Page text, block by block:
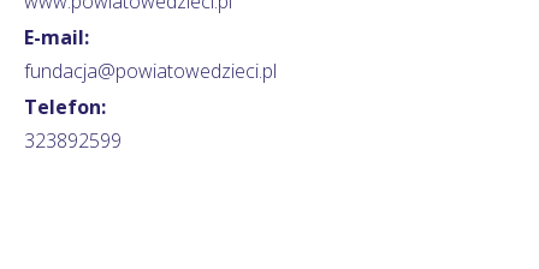
E-mail:
fundacja@powiatowedzieci.pl
Telefon:
323892599